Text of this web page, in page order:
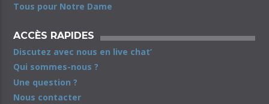
Tous pour Notre Dame
ACCÈS RAPIDES
Discutez avec nous en live chat’
Qui sommes-nous ?
Une question ?
Nous contacter